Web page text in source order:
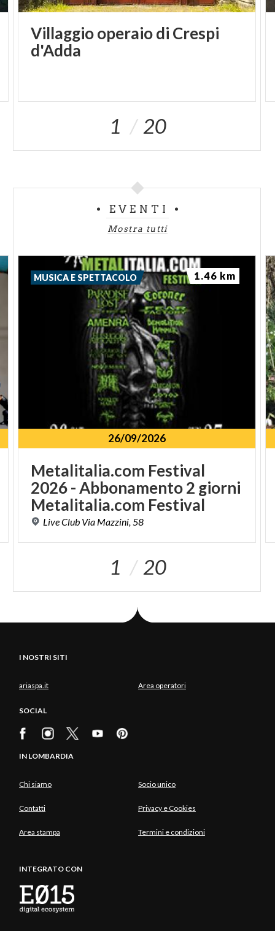
Villaggio operaio di Crespi
d'Adda
1 20
EVENTI
Mostra tutti
26/09/2026
Metalitalia.com Festival
2026 - Abbonamento 2 giorni
Metalitalia.com Festival
LiveClub Via Mazzini,58
MUSICA E SPETTACOLO 1.46 km
1 20
I NOSTRI SITI
ariaspa.it Area operatori
SOCIAL
IN LOMBARDIA
Chi siamo Socio unico
Contatti Privacy e Cookies
Area stampa Termini e condizioni
INTEGRATO CON